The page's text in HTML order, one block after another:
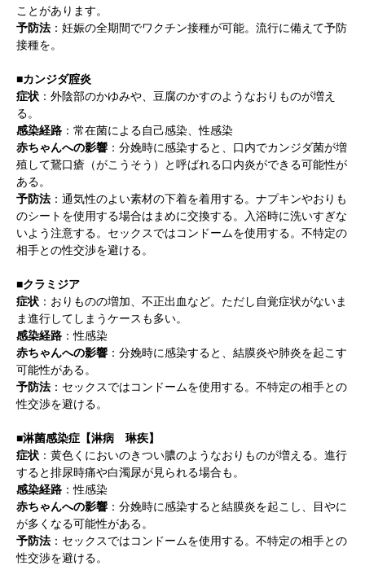
ことがあります。
予防法 ：妊娠の全期間でワクチン接種が可能。流行に備えて予防
接種を。
■カンジダ腟炎
症状 ：外陰部のかゆみや、豆腐のかすのようなおりものが増え
る。
感染経路 ：常在菌による自己感染、性感染
赤ちゃんへの影響 ：分娩時に感染すると、口内でカンジダ菌が増
殖して鵞口瘡（がこうそう）と呼ばれる口内炎ができる可能性が
ある。
予防法 ：通気性のよい素材の下着を着用する。ナプキンやおりも
のシートを使用する場合はまめに交換する。入浴時に洗いすぎな
いよう注意する。セックスではコンドームを使用する。不特定の
相手との性交渉を避ける。
■クラミジア
症状 ：おりものの増加、不正出血など。ただし自覚症状がないま
ま進行してしまうケースも多い。
感染経路 ：性感染
赤ちゃんへの影響 ：分娩時に感染すると、結膜炎や肺炎を起こす
可能性がある。
予防法 ：セックスではコンドームを使用する。不特定の相手との
性交渉を避ける。
■淋菌感染症【淋病 琳疾】
症状 ：黄色くにおいのきつい膿のようなおりものが増える。進行
すると排尿時痛や白濁尿が見られる場合も。
感染経路 ：性感染
赤ちゃんへの影響 ：分娩時に感染すると結膜炎を起こし、目やに
が多くなる可能性がある。
予防法 ：セックスではコンドームを使用する。不特定の相手との
性交渉を避ける。